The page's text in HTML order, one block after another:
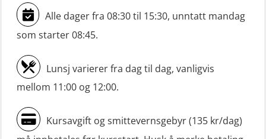
Mann-Over-Bord liten båt (MOB)
u/mørkekjøring – repetisjon (OSE152)
Mørkekjøring-modul for Mann-Over-
Bord (hurtiggående) liten båt
(OSE1001)
ROC sertifikat grunnleggende
(GMDSS) (ORC102)
Alle dager fra 08:30 til 15:30, unntatt mandag
som starter 08:45.
Lunsj varierer fra dag til dag, vanligvis
mellom 11:00 og 12:00.
Kursavgift og smittevernsgebyr (135 kr/dag)